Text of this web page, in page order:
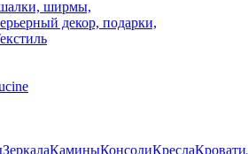
ширмы,
декор, подарки,
ЗеркалаКаминыКонсолиКреслаКровати